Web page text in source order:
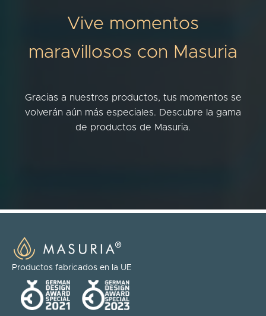
Vive momentos
maravillosos con Masuria
Gracias a nuestros productos, tus momentos se
volverán aún más especiales. Descubre la gama
de productos de Masuria.
Productos fabricados en la UE